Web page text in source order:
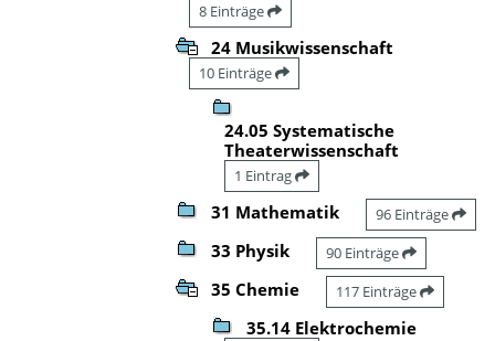
8 Einträge
24 Musikwissenschaft
10 Einträge
24.05 Systematische
Theaterwissenschaft
1 Eintrag
31 Mathematik 96 Einträge
33 Physik 90 Einträge
35 Chemie 117 Einträge
35.14 Elektrochemie